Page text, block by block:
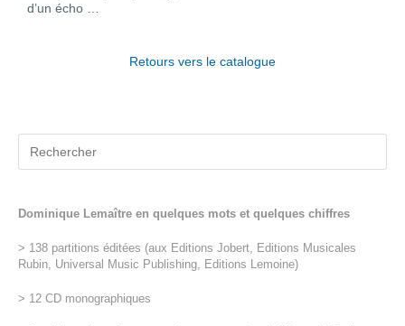
d’un écho …
Retours vers le catalogue
Dominique Lemaître en quelques mots et quelques chiffres
> 138 partitions éditées (aux Editions Jobert, Editions Musicales
Rubin, Universal Music Publishing, Editions Lemoine)
> 12 CD monographiques